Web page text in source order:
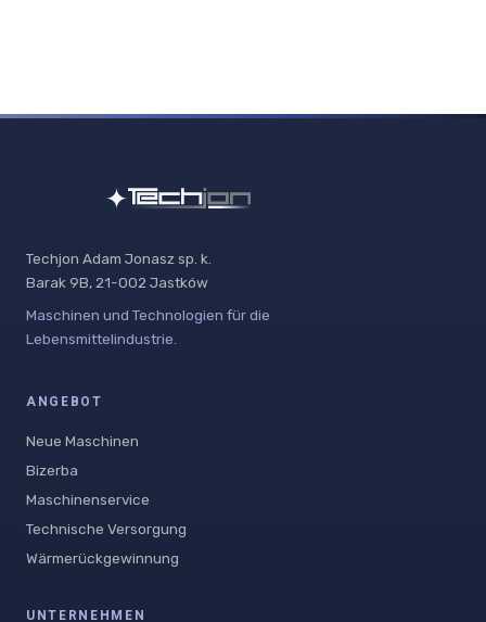
Techjon Adam Jonasz sp. k.
Barak 9B, 21-002 Jastków
Maschinen und Technologien für die
Lebensmittelindustrie.
ANGEBOT
Neue Maschinen
Bizerba
Maschinenservice
Technische Versorgung
Wärmerückgewinnung
UNTERNEHMEN